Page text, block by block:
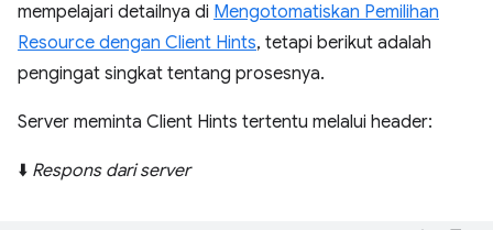
mempelajari detailnya di Mengotomatiskan Pemilihan
Resource dengan Client Hints, tetapi berikut adalah
pengingat singkat tentang prosesnya.
Server meminta Client Hints tertentu melalui header:
⬇️ Respons dari server